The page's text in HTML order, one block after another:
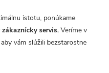
istotu, ponúkame
servis. Veríme v
vám slúžili bezstarostne